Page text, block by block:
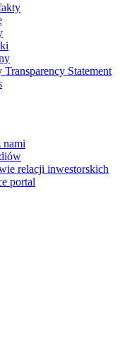
Statement
nami
relacji inwestorskich
portal